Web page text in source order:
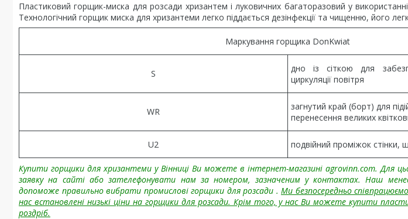
Пластиковий горщик-миска для розсади хризантем і луковичних багаторазовий у
Технологічний горщик миска для хризантеми легко піддається дезінфекції та чищенню, його
Маркування горщика DonKwiat
S
дно із сіткою для
циркуляції повітря
WR
загнутий край (борт) для
перенесення великих
U2 подвійний проміжок стінки,
Купити горщики для хризантеми у Вінниці Ви можете в інтернет-магазині agrovinn.com. Для
заявку на сайті або зателефонувати нам за номером, зазначеним у контактах. Наш
допоможе правильно вибрати промислові горщики для розсади . Ми безпосередньо
нас встановлені низькі ціни на горщики для розсади. Крім того, у нас Ви можете купити
роздріб.